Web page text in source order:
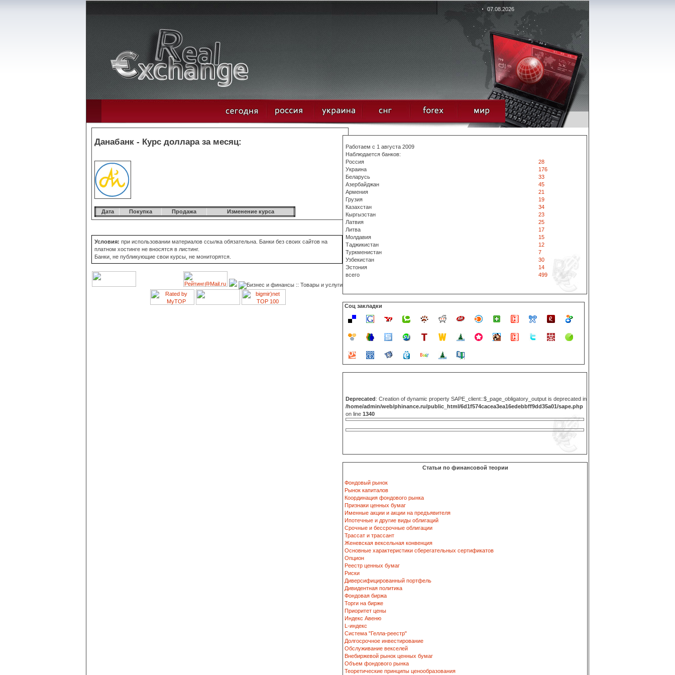
07.08.2026
Данабанк - Курс доллара за месяц:
Дата Покупка Продажа Изменение курса
Условия: при использовании материалов ссылка обязательна. Банки без своих сайтов на
платном хостинге не вносятся в листинг.
Банки, не публикующие свои курсы, не мониторятся.
Работаем с 1 августа 2009
Наблюдается банков:
Россия
28
Украина
176
Беларусь
33
Азербайджан
45
Армения
21
Грузия
19
Казахстан
34
Кыргызстан
23
Латвия
25
Литва
17
Молдавия
15
Таджикистан
12
Туркменистан
7
Узбекистан
30
Эстония
14
всего
499
Соц закладки
Deprecated: Creation of dynamic property SAPE_client::$_page_obligatory_output is deprecated in
/home/admin/web/phinance.ru/public_html/6d1f574cacea3ea16edebbff9dd35a01/sape.php
on line 1340
Статьи по финансовой теории
Фондовый рынок
Рынок капиталов
Координация фондового рынка
Признаки ценных бумаг
Именные акции и акции на предъявителя
Ипотечные и другие виды облигаций
Срочные и бессрочные облигации
Трассат и трассант
Женевская вексельная конвенция
Основные характеристики сберегательных сертификатов
Опцион
Реестр ценных бумаг
Риски
Диверсифицированный портфель
Дивидентная политика
Фондовая биржа
Торги на бирже
Приоритет цены
Индекс Авеню
L-индекс
Система "Гелла-реестр"
Долгосрочное инвестирование
Обслуживание векселей
Внебиржевой рынок ценных бумаг
Объем фондового рынка
Теоретические принципы ценообразования